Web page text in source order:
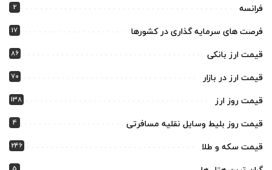
فرانسه 2
فرصت های سرمایه گذاری در کشورها 17
قیمت ارز بانکی 86
قیمت ارز در بازار 70
قیمت روز ارز 138
قیمت روز بلیط وسایل نقلیه مسافرتی 4
قیمت سکه و طلا 246